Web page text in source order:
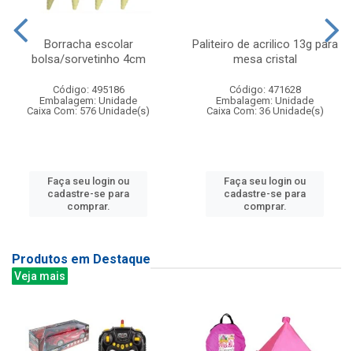
Borracha escolar
bolsa/sorvetinho 4cm
Código: 495186
Embalagem: Unidade
Caixa Com: 576 Unidade(s)
Faça seu login ou
cadastre-se para
comprar.
Paliteiro de acrilico 13g para
mesa cristal
Código: 471628
Embalagem: Unidade
Caixa Com: 36 Unidade(s)
Faça seu login ou
cadastre-se para
comprar.
Produtos em Destaque
Veja mais